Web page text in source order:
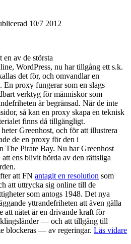
10/7 2012
en av de största
WordPress, nu har tillgång ett s.k.
det för, och omvandlar en
. En proxy fungerar som en slags
verktyg för människor som
är begränsad. När de inte
så kan en proxy skapa en teknisk
finns då tillgängligt.
Greenhost, och för att illustrera
de en proxy för den i
The Pirate Bay. Nu har Greenhost
att ens blivit hörda av den rättsliga
att FN antagit en resolution som
att uttrycka sig online till de
som antogs 1948. Det nya
yttrandefriheten att även gälla
att nätet är en drivande kraft för
— och att tillgång till
blockeras — av regeringar. Läs vidare